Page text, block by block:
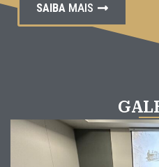
SAIBA MAIS